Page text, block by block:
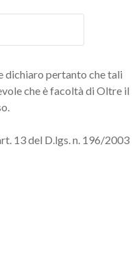
dichiaro pertanto che tali
che è facoltà di Oltre il
13 del D.lgs. n. 196/2003